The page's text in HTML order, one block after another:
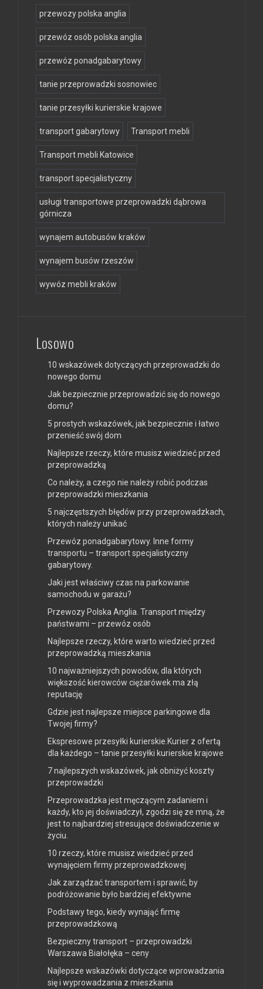
przewozy polska anglia
przewóz osób polska anglia
przewóz ponadgabarytowy
tanie przeprowadzki sosnowiec
tanie przesyłki kurierskie krajowe
transport gabarytowy Transport mebli
Transport mebli Katowice
transport specjalistyczny
usługi transportowe przeprowadzki dąbrowa
górnicza
wynajem autobusów kraków
wynajem busów rzeszów
wywóz mebli kraków
Losowo
10 wskazówek dotyczących przeprowadzki do
nowego domu
Jak bezpiecznie przeprowadzić się do nowego
domu?
5 prostych wskazówek, jak bezpiecznie i łatwo
przenieść swój dom
Najlepsze rzeczy, które musisz wiedzieć przed
przeprowadzką
Co należy, a czego nie należy robić podczas
przeprowadzki mieszkania
5 najczęstszych błędów przy przeprowadzkach,
których należy unikać
Przewóz ponadgabarytowy. Inne formy
transportu – transport specjalistyczny
gabarytowy.
Jaki jest właściwy czas na parkowanie
samochodu w garażu?
Przewozy Polska Anglia. Transport między
państwami – przewóz osób
Najlepsze rzeczy, które warto wiedzieć przed
przeprowadzką mieszkania
10 najważniejszych powodów, dla których
większość kierowców ciężarówek ma złą
reputację
Gdzie jest najlepsze miejsce parkingowe dla
Twojej firmy?
Ekspresowe przesyłki kurierskie.Kurier z ofertą
dla każdego – tanie przesyłki kurierskie krajowe
7 najlepszych wskazówek, jak obniżyć koszty
przeprowadzki
Przeprowadzka jest męczącym zadaniem i
każdy, kto jej doświadczył, zgodzi się ze mną, że
jest to najbardziej stresujące doświadczenie w
życiu.
10 rzeczy, które musisz wiedzieć przed
wynajęciem firmy przeprowadzkowej
Jak zarządzać transportem i sprawić, by
podróżowanie było bardziej efektywne
Podstawy tego, kiedy wynająć firmę
przeprowadzkową
Bezpieczny transport – przeprowadzki
Warszawa Białołęka – ceny
Najlepsze wskazówki dotyczące wprowadzania
się i wyprowadzania z mieszkania